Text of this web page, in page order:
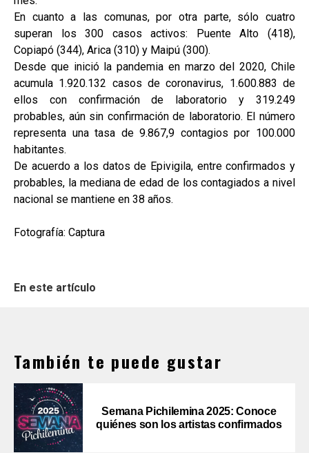
En cuanto a las comunas, por otra parte, sólo cuatro
superan los 300 casos activos: Puente Alto (418),
Copiapó (344), Arica (310) y Maipú (300).
Desde que inició la pandemia en marzo del 2020, Chile
acumula 1.920.132 casos de coronavirus, 1.600.883 de
ellos con confirmación de laboratorio y 319.249
probables, aún sin confirmación de laboratorio. El número
representa una tasa de 9.867,9 contagios por 100.000
habitantes.
De acuerdo a los datos de Epivigila, entre confirmados y
probables, la mediana de edad de los contagiados a nivel
nacional se mantiene en 38 años.
Fotografía: Captura
En este artículo
También te puede gustar
Semana Pichilemina 2025: Conoce
quiénes son los artistas confirmados